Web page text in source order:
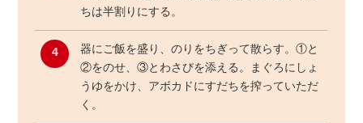
ちは半割りにする。
4
器にご飯を盛り、のりをちぎって散らす。①と
②をのせ、③とわさびを添える。まぐろにしょ
うゆをかけ、アボカドにすだちを搾っていただ
く。